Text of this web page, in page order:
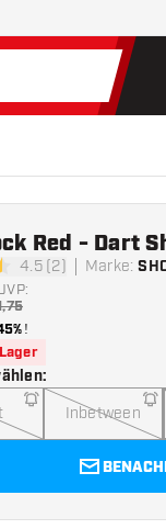
4.5 (2) Marke:
Red - Dart
!
:
Inbetween